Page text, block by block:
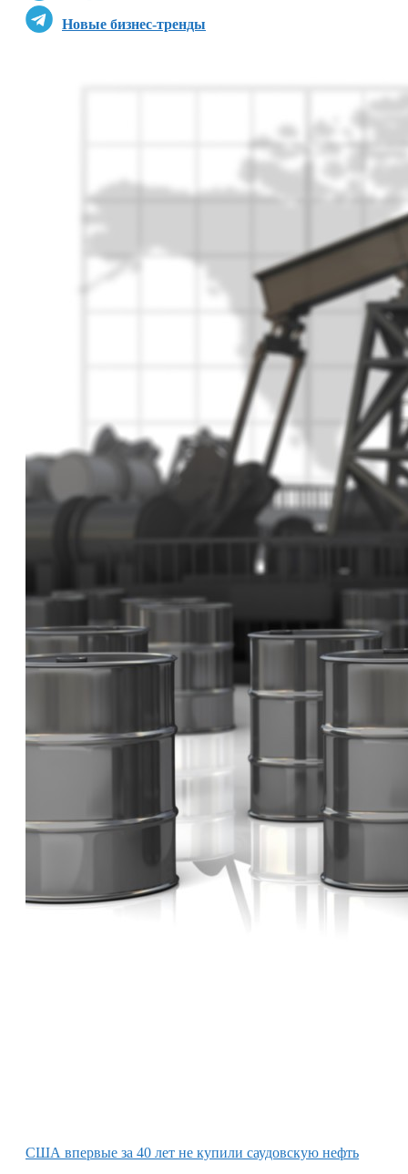
Новые бизнес-тренды
США впервые за 40 лет не купили саудовскую нефть